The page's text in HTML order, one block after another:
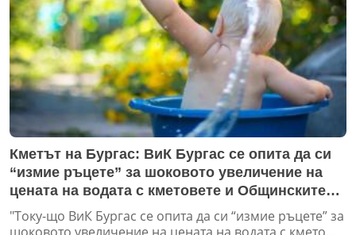
Кметът на Бургас: ВиК Бургас се опита да си
“измие ръцете” за шоковото увеличение на
цената на водата с кметовете и Общинските
съвети!
"Току-що ВиК Бургас се опита да си “измие ръцете” за